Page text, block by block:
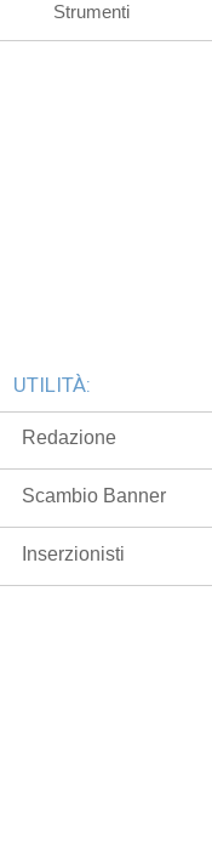
Strumenti
UTILITÀ:
Redazione
Scambio Banner
Inserzionisti